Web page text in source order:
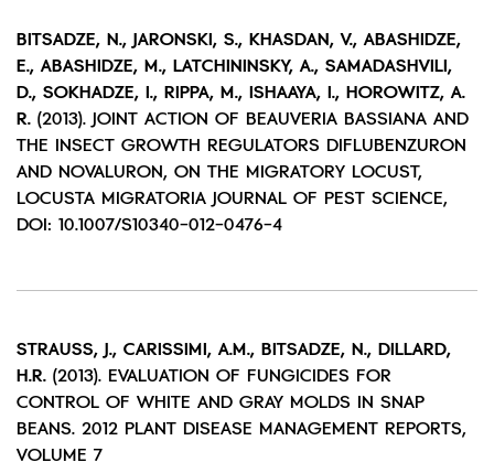
BITSADZE, N., JARONSKI, S., KHASDAN, V., ABASHIDZE,
E., ABASHIDZE, M., LATCHININSKY, A., SAMADASHVILI,
D., SOKHADZE, I., RIPPA, M., ISHAAYA, I., HOROWITZ, A.
R. (2013). JOINT ACTION OF BEAUVERIA BASSIANA AND
THE INSECT GROWTH REGULATORS DIFLUBENZURON
AND NOVALURON, ON THE MIGRATORY LOCUST,
LOCUSTA MIGRATORIA JOURNAL OF PEST SCIENCE,
DOI: 10.1007/S10340-012-0476-4
STRAUSS, J., CARISSIMI, A.M., BITSADZE, N., DILLARD,
H.R. (2013). EVALUATION OF FUNGICIDES FOR
CONTROL OF WHITE AND GRAY MOLDS IN SNAP
BEANS. 2012 PLANT DISEASE MANAGEMENT REPORTS,
VOLUME 7